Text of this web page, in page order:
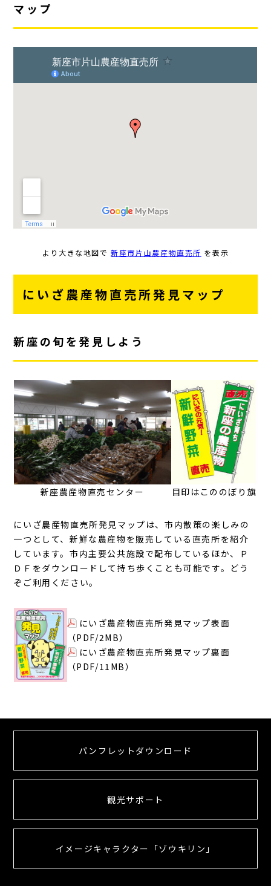
マップ
より大きな地図で新座市片山農産物直売所 を表示
にいざ農産物直売所発見マップ
新座の旬を発見しよう
新座農産物直売センター 目印はこののぼり旗
にいざ農産物直売所発見マップは、市内散策の楽しみの
一つとして、新鮮な農産物を販売している直売所を紹介
しています。市内主要公共施設で配布しているほか、Ｐ
ＤＦをダウンロードして持ち歩くことも可能です。どう
ぞご利用ください。
にいざ農産物直売所発見マップ表面
（PDF/2MB）
にいざ農産物直売所発見マップ裏面
（PDF/11MB）
パンフレットダウンロード
観光サポート
イメージキャラクター「ゾウキリン」